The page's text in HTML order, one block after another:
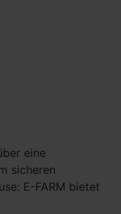
eine
sicheren
E-FARM bietet